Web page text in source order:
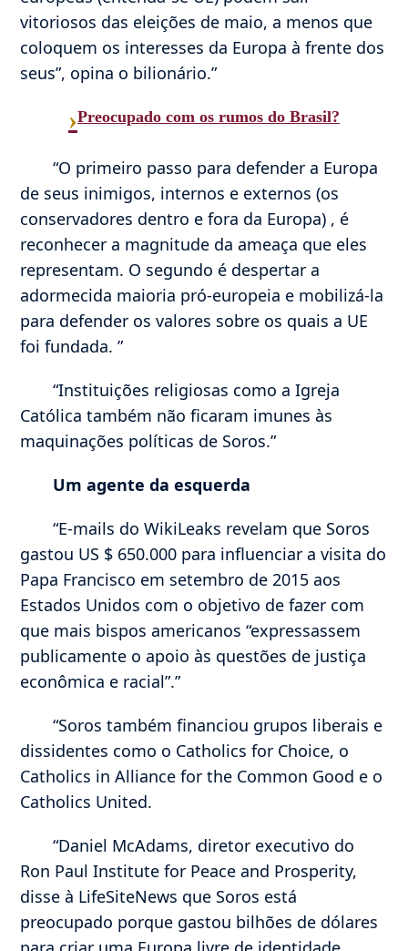
vitoriosos das eleições de maio, a menos que
coloquem os interesses da Europa à frente dos
seus”, opina o bilionário.”
›Preocupado com os rumos do Brasil?
“O primeiro passo para defender a Europa
de seus inimigos, internos e externos (os
conservadores dentro e fora da Europa) , é
reconhecer a magnitude da ameaça que eles
representam. O segundo é despertar a
adormecida maioria pró-europeia e mobilizá-la
para defender os valores sobre os quais a UE
foi fundada. ”
“Instituições religiosas como a Igreja
Católica também não ficaram imunes às
maquinações políticas de Soros.”
Um agente da esquerda
“E-mails do WikiLeaks revelam que Soros
gastou US $ 650.000 para influenciar a visita do
Papa Francisco em setembro de 2015 aos
Estados Unidos com o objetivo de fazer com
que mais bispos americanos “expressassem
publicamente o apoio às questões de justiça
econômica e racial”.”
“Soros também financiou grupos liberais e
dissidentes como o Catholics for Choice, o
Catholics in Alliance for the Common Good e o
Catholics United.
“Daniel McAdams, diretor executivo do
Ron Paul Institute for Peace and Prosperity,
disse à LifeSiteNews que Soros está
preocupado porque gastou bilhões de dólares